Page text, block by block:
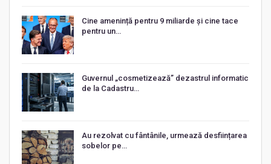
Cine amenință pentru 9 miliarde și cine tace
pentru un…
Guvernul „cosmetizează” dezastrul informatic
de la Cadastru…
Au rezolvat cu fântânile, urmează desființarea
sobelor pe…